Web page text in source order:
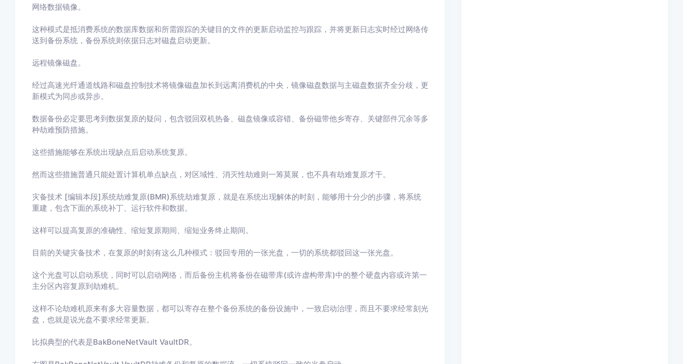
网络数据镜像。
这种模式是抵消费系统的数据库数据和所需跟踪的关键目的文件的更新启动监控与跟踪，并将更新日志实时经过网络传
送到备份系统，备份系统则依据日志对磁盘启动更新。
远程镜像磁盘。
经过高速光纤通道线路和磁盘控制技术将镜像磁盘加长到远离消费机的中央，镜像磁盘数据与主磁盘数据齐全分歧，更
新模式为同步或异步。
数据备份必定要思考到数据复原的疑问，包含驳回双机热备、磁盘镜像或容错、备份磁带他乡寄存、关键部件冗余等多
种劫难预防措施。
这些措施能够在系统出现缺点后启动系统复原。
然而这些措施普通只能处置计算机单点缺点，对区域性、消灭性劫难则一筹莫展，也不具有劫难复原才干。
灾备技术 [编辑本段]系统劫难复原(BMR)系统劫难复原，就是在系统出现解体的时刻，能够用十分少的步骤，将系统
重建，包含下面的系统补丁、运行软件和数据。
这样可以提高复原的准确性、缩短复原期间、缩短业务终止期间。
目前的关键灾备技术，在复原的时刻有这么几种模式：驳回专用的一张光盘，一切的系统都驳回这一张光盘。
这个光盘可以启动系统，同时可以启动网络，而后备份主机将备份在磁带库(或许虚构带库)中的整个硬盘内容或许第一
主分区内容复原到劫难机。
这样不论劫难机原来有多大容量数据，都可以寄存在整个备份系统的备份设施中，一致启动治理，而且不要求经常刻光
盘，也就是说光盘不要求经常更新。
比拟典型的代表是BakBoneNetVault VaultDR。